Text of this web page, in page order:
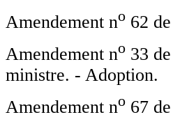
Amendement no 62
Amendement no 33
ministre. - Adoption.
Amendement no 67